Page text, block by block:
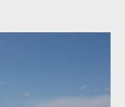
alcaldías y uniones
las Cartas pueblas y otros